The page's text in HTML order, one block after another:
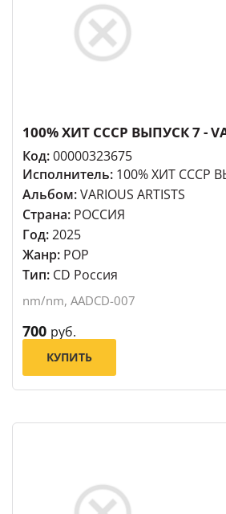
100% ХИТ СССР ВЫПУСК 7 -
Код:00000323675
Исполнитель: 100% ХИТ СССР
Альбом:VARIOUS ARTISTS
Страна: РОССИЯ
Год:2025
Жанр: POP
Тип: CD Россия
nm/nm, AADCD-007
700 руб.
КУПИТЬ